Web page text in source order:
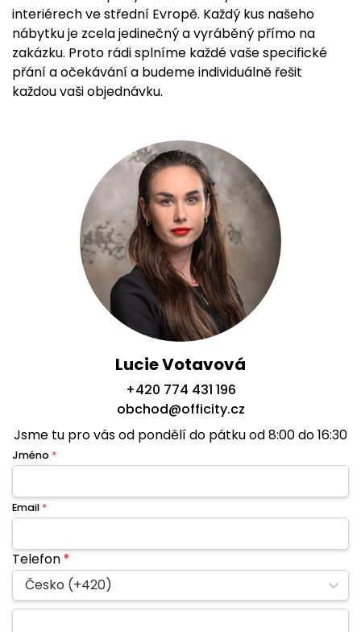
interiérech ve střední Evropě. Každý kus našeho
nábytku je zcela jedinečný a vyráběný přímo na
zakázku. Proto rádi splníme každé vaše specifické
přání a očekávání a budeme individuálně řešit
každou vaši objednávku.
Lucie Votavová
+420 774 431 196
obchod@officity.cz
Jsme tu pro vás od pondělí do pátku od 8:00 do 16:30
Jméno *
Email *
Telefon*
Česko (+420)